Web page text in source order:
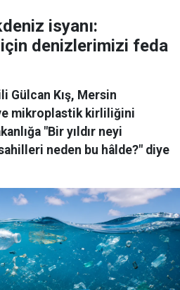
isyanı:
için denizlerimizi feda
Gülcan Kış, Mersin
mikroplastik kirliliğini
"Bir yıldır neyi
neden bu hâlde?" diye